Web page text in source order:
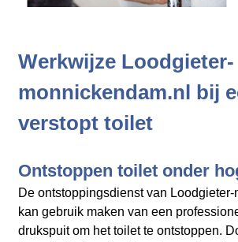
Werkwijze Loodgieter-
monnickendam.nl bij
verstopt toilet
Ontstoppen toilet onder
De ontstoppingsdienst van Loodgieter-
kan gebruik maken van een
drukspuit om het toilet te ontstoppen.